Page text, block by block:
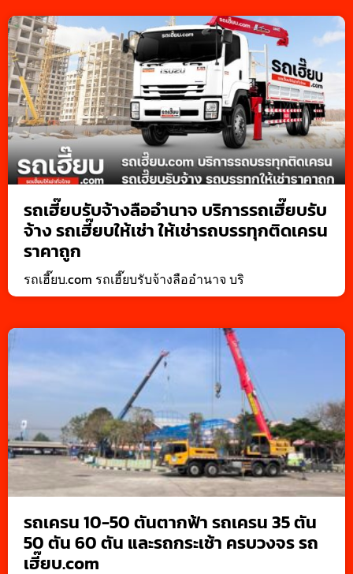
รถเฮี๊ยบรับจ้างลืออำนาจ บริการรถเฮี๊ยบรับ
จ้าง รถเฮี๊ยบให้เช่า ให้เช่ารถบรรทุกติดเครน
ราคาถูก
รถเฮี๊ยบ.com รถเฮี๊ยบรับจ้างลืออำนาจ บริ
รถเครน 10-50 ตันตากฟ้า รถเครน 35 ตัน
50 ตัน 60 ตัน และรถกระเช้า ครบวงจร รถ
เฮี๊ยบ.com